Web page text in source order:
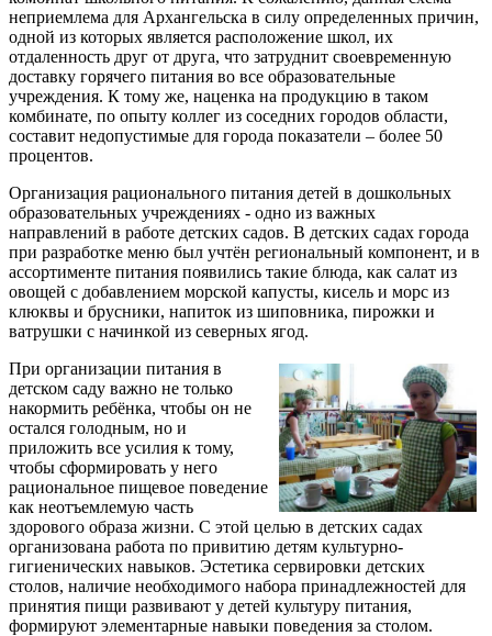
неприемлема для Архангельска в силу определенных причин,
одной из которых является расположение школ, их
отдаленность друг от друга, что затруднит своевременную
доставку горячего питания во все образовательные
учреждения. К тому же, наценка на продукцию в таком
комбинате, по опыту коллег из соседних городов области,
составит недопустимые для города показатели – более 50
процентов.
Организация рационального питания детей в дошкольных
образовательных учреждениях - одно из важных
направлений в работе детских садов. В детских садах города
при разработке меню был учтён региональный компонент, и в
ассортименте питания появились такие блюда, как салат из
овощей с добавлением морской капусты, кисель и морс из
клюквы и брусники, напиток из шиповника, пирожки и
ватрушки с начинкой из северных ягод.
При организации питания в
детском саду важно не только
накормить ребёнка, чтобы он не
остался голодным, но и
приложить все усилия к тому,
чтобы сформировать у него
рациональное пищевое поведение
как неотъемлемую часть
здорового образа жизни. С этой целью в детских садах
организована работа по привитию детям культурно-
гигиенических навыков. Эстетика сервировки детских
столов, наличие необходимого набора принадлежностей для
принятия пищи развивают у детей культуру питания,
формируют элементарные навыки поведения за столом.